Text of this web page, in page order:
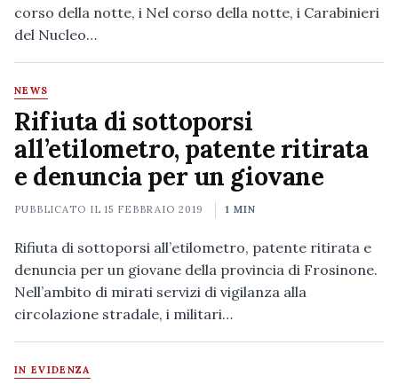
corso della notte, i Nel corso della notte, i Carabinieri
del Nucleo…
NEWS
Rifiuta di sottoporsi
all’etilometro, patente ritirata
e denuncia per un giovane
PUBBLICATO IL15 FEBBRAIO 2019 1 MIN
Rifiuta di sottoporsi all’etilometro, patente ritirata e
denuncia per un giovane della provincia di Frosinone.
Nell’ambito di mirati servizi di vigilanza alla
circolazione stradale, i militari…
IN EVIDENZA